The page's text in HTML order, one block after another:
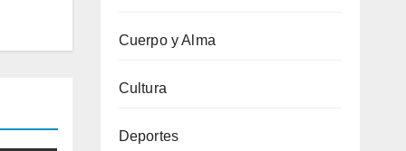
Cuerpo y Alma
Cultura
Deportes